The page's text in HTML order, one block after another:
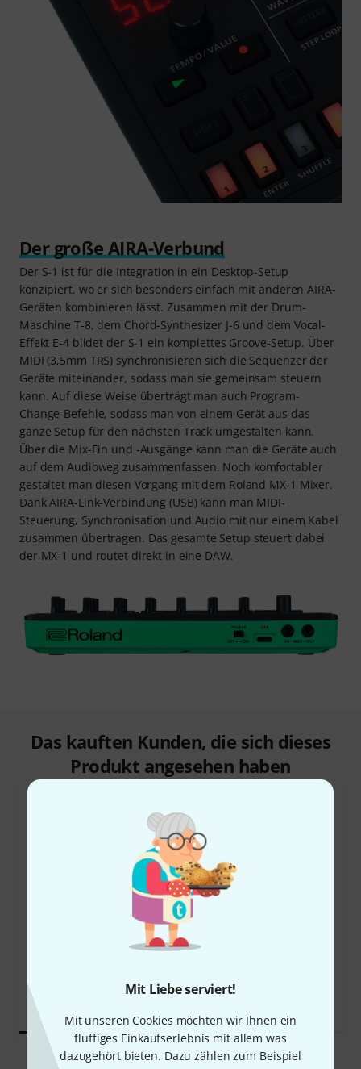
Mit Liebe serviert!
Mit unseren Cookies möchten wir Ihnen ein
fluffiges Einkaufserlebnis mit allem was
dazugehört bieten. Dazu zählen zum Beispiel
Der große AIRA-Verbund
Der S-1 ist für die Integration in ein Desktop-Setup
konzipiert, wo er sich besonders einfach mit anderen AIRA-
Geräten kombinieren lässt. Zusammen mit der Drum-
Maschine T-8, dem Chord-Synthesizer J-6 und dem Vocal-
Effekt E-4 bildet der S-1 ein komplettes Groove-Setup. Über
MIDI (3,5mm TRS) synchronisieren sich die Sequenzer der
Geräte miteinander, sodass man sie gemeinsam steuern
kann. Auf diese Weise überträgt man auch Program-
Change-Befehle, sodass man von einem Gerät aus das
ganze Setup für den nächsten Track umgestalten kann.
Über die Mix-Ein und -Ausgänge kann man die Geräte auch
auf dem Audioweg zusammenfassen. Noch komfortabler
gestaltet man diesen Vorgang mit dem Roland MX-1 Mixer.
Dank AIRA-Link-Verbindung (USB) kann man MIDI-
Steuerung, Synchronisation und Audio mit nur einem Kabel
zusammen übertragen. Das gesamte Setup steuert dabei
der MX-1 und routet direkt in eine DAW.
Das kauften Kunden, die sich dieses
Produkt angesehen haben
Vergleichen